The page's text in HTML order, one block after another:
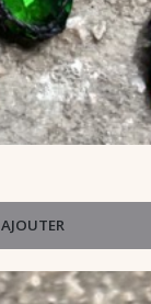
AJOUTER